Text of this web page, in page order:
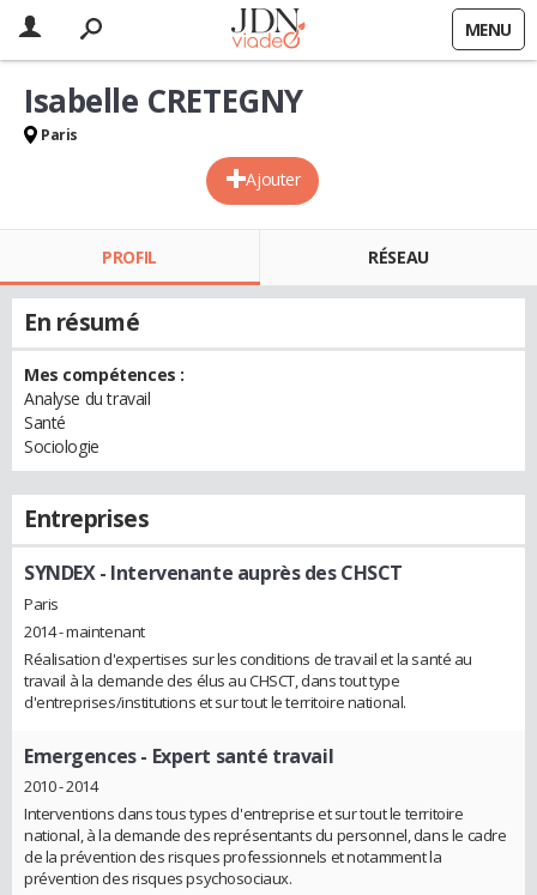
MENU
Ajouter
Isabelle CRETEGNY
Paris
PROFIL RÉSEAU
En résumé
Mes compétences :
Analyse du travail
Santé
Sociologie
Entreprises
SYNDEX- Intervenante auprès des CHSCT
Paris
2014 - maintenant
Réalisation d'expertises sur les conditions de travail et la santé au
travail à la demande des élus au CHSCT, dans tout type
d'entreprises/institutions et sur tout le territoire national.
Emergences- Expert santé travail
2010 - 2014
Interventions dans tous types d'entreprise et sur tout le territoire
national, à la demande des représentants du personnel, dans le cadre
de la prévention des risques professionnels et notamment la
prévention des risques psychosociaux.